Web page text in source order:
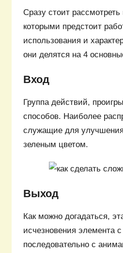
Сразу стоит
которыми предстоит
использования и
они делятся на 4
Вход
Группа действий,
способов. Наиболее
служащие для улучшения
зеленым цветом.
Выход
Как можно догадаться,
исчезновения элемента
последовательно с